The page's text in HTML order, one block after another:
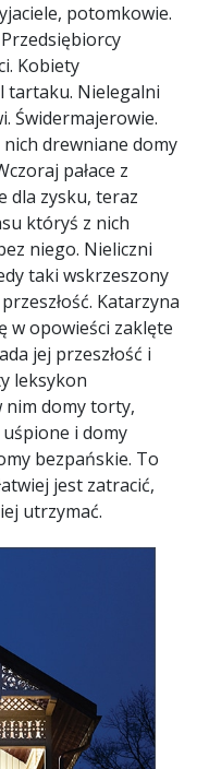
potomkowie.
Kobiety
tartaku. Nielegalni
Świdermajerowie.
nich drewniane domy
pałace z
dla zysku, teraz
któryś z nich
niego. Nieliczni
taki wskrzeszony
Katarzyna
w opowieści zaklęte
jej przeszłość i
leksykon
nim domy torty,
i domy
bezpańskie. To
jest zatracić,
utrzymać.